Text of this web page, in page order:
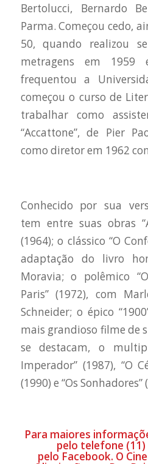
Bertolucci, Bernardo
Parma. Começou cedo,
50, quando realizou
metragens em 1959
frequentou a
começou o curso de
trabalhar como
“Accattone”, de Pier
como diretor em 1962
Conhecido por sua
tem entre suas obras
(1964); o clássico “O
adaptação do livro
Moravia; o polêmico
Paris” (1972), com
Schneider; o épico
mais grandioso filme de
se destacam, o
Imperador” (1987), “O
(1990) e “Os Sonhadores”
Para maiores
pelo telefone (11)
pelo Facebook. O